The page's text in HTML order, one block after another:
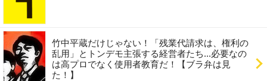
竹中平蔵だけじゃない！「残業代請求は、権利の
乱用」とトンデモ主張する経営者たち...必要なの
は高プロでなく使用者教育だ！【ブラ弁は見
た！】